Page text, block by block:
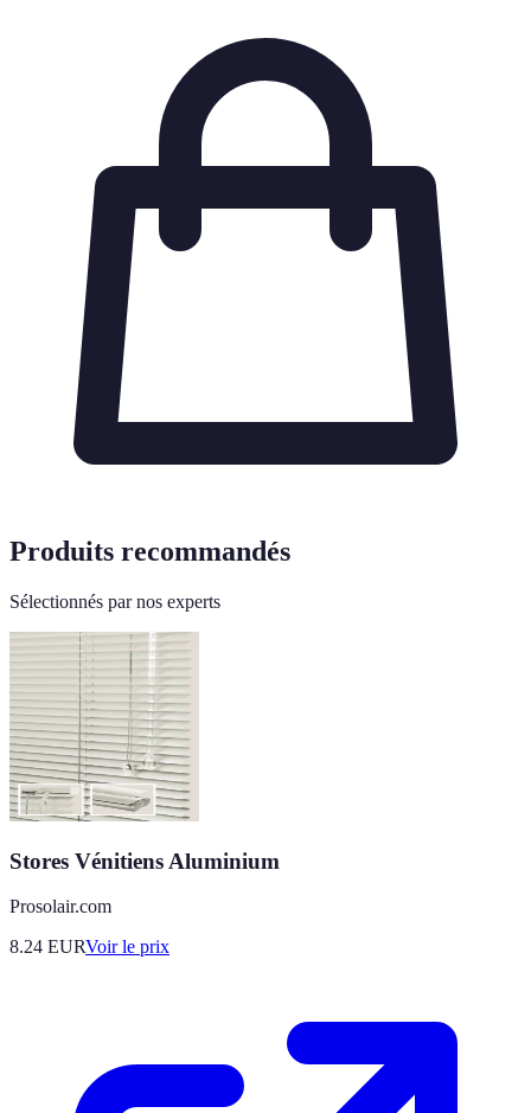
Produits recommandés
Sélectionnés par nos experts
Stores Vénitiens Aluminium
Prosolair.com
8.24 EURVoir le prix